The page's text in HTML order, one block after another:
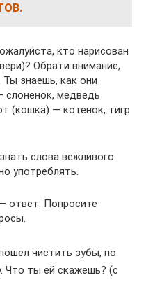
кто нарисован
Обрати внимание,
знаешь, как они
слоненок, медведь
(кошка) — котенок, тигр
слова вежливого
употреблять.
ответ. Попросите
чистить зубы, по
Что ты ей скажешь? (с